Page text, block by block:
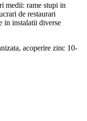
medii: rame stupi in
de restaurari
in instalatii diverse
acoperire zinc 10-